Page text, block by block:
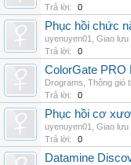
Trả lời:
0
Phục hồi chức
uyenuyen01
Giao lưu
Trả lời:
0
ColorGate PRO
Drograms Thông gió
Trả lời:
0
Phục hồi cơ
uyenuyen01
Giao lưu
Trả lời:
0
Datamine